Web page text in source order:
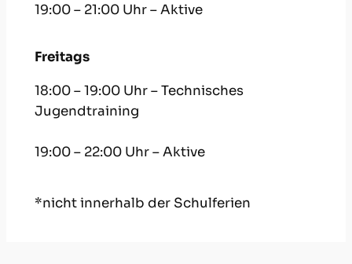
19:00 – 21:00 Uhr – Aktive
Freitags
18:00 – 19:00 Uhr – Technisches
Jugendtraining
19:00 – 22:00 Uhr – Aktive
*nicht innerhalb der Schulferien